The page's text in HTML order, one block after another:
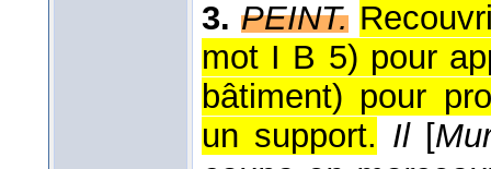
3. PEINT.
mot I B 5) pour
bâtiment) pour
un support. Il [